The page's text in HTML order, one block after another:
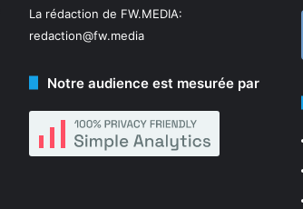
La rédaction de FW.MEDIA:
redaction@fw.media
Notre audience est mesurée par